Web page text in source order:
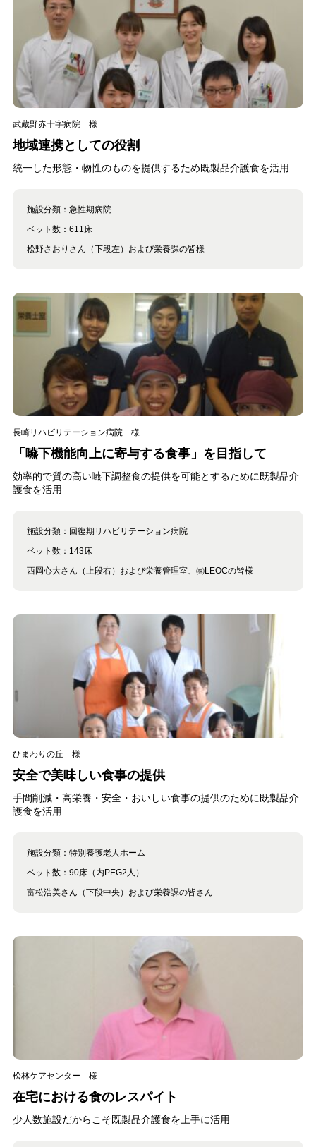
武蔵野赤十字病院 様
地域連携としての役割
統一した形態・物性のものを提供するため既製品介護食を活用
施設分類： 急性期病院
ベット数： 611床
松野さおりさん（下段左）および栄養課の皆様
長崎リハビリテーション病院 様
「嚥下機能向上に寄与する食事」を目指して
効率的で質の高い嚥下調整食の提供を可能とするために既製品介
護食を活用
施設分類： 回復期リハビリテーション病院
ベット数： 143床
西岡心大さん（上段右）および栄養管理室、㈱LEOCの皆様
ひまわりの丘 様
安全で美味しい食事の提供
手間削減・高栄養・安全・おいしい食事の提供のために既製品介
護食を活用
施設分類： 特別養護老人ホーム
ベット数： 90床（内PEG2人）
富松浩美さん（下段中央）および栄養課の皆さん
松林ケアセンター 様
在宅における食のレスパイト
少人数施設だからこそ既製品介護食を上手に活用